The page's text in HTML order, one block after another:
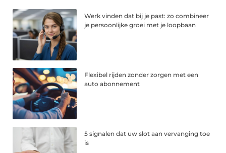
Werk vinden dat bij je past: zo combineer
je persoonlijke groei met je loopbaan
Flexibel rijden zonder zorgen met een
auto abonnement
5 signalen dat uw slot aan vervanging toe
is